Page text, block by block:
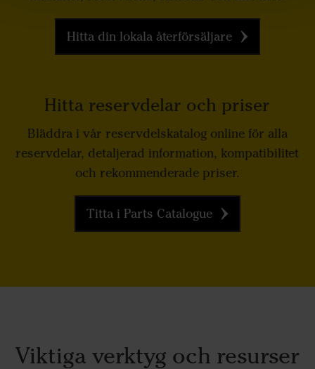
Hitta din lokala återförsäljare
Hitta reservdelar och priser
Bläddra i vår reservdelskatalog online för alla
reservdelar, detaljerad information, kompatibilitet
och rekommenderade priser.
Titta i Parts Catalogue
Viktiga verktyg och resurser